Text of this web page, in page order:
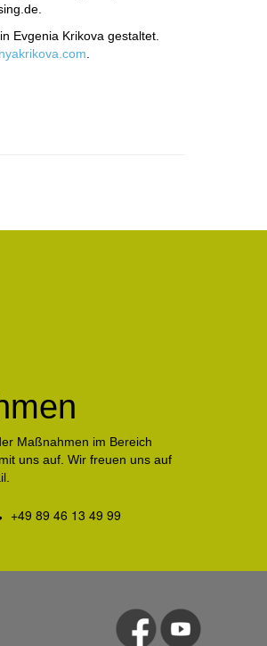
­Evgenia ­Krikova gestaltet.
Maßnahmen im Bereich
uns auf. Wir freuen uns auf
+49 89 46 13 49 99